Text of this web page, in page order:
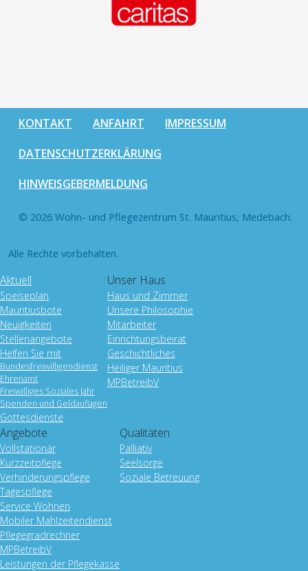
KONTAKT ANFAHRT
IMPRESSUM
DATENSCHUTZERKLÄRUNG
HINWEISGEBERMELDUNG
© 2026 Wohn- und Pflegezentrum St. Mauritius, Medebach.
Alle Rechte vorbehalten.
Aktuell
Speiseplan
Mauritiusbote
Neuigkeiten
Stellenangebote
Helfen Sie mit
Bundesfreiwilligendienst
Ehrenamt
Freiwilliges Soziales Jahr
Spenden und Geldauflagen
Gottesdienste
Unser Haus
Haus und Zimmer
Unsere Philosophie
Mitarbeiter
Einrichtungsbeirat
Geschichtliches
Heiliger Mauritius
MPBetreibV
Angebote
Vollstationär
Kurzzeitpflege
Verhinderungspflege
Tagespflege
Service Wohnen
Mobiler Mahlzeitendienst
Pflegegradrechner
MPBetreibV
Leistungen der Pflegekasse
Qualitäten
Palliativ
Seelsorge
Soziale Betreuung